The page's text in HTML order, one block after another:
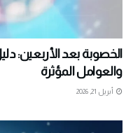
الخصوبة بعد
والعوامل المؤثرة
أبريل 21, 2026